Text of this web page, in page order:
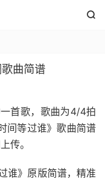

曲简谱
首歌，歌曲为4/4拍
间等过谁》歌曲简谱
传。
谁》原版简谱，精准